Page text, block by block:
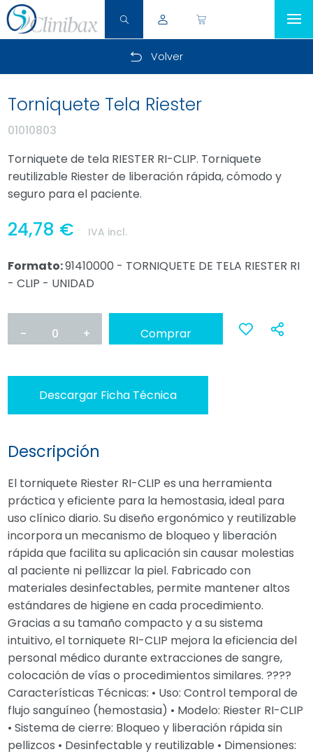
Volver
Torniquete Tela Riester
01010803
Torniquete de tela RIESTER RI-CLIP. Torniquete
reutilizable Riester de liberación rápida, cómodo y
seguro para el paciente.
24,78 € IVA incl.
Formato:91410000 - TORNIQUETE DE TELA RIESTER RI
- CLIP - UNIDAD
- 0 + Comprar
Descargar Ficha Técnica
Descripción
El torniquete Riester RI-CLIP es una herramienta
práctica y eficiente para la hemostasia, ideal para
uso clínico diario. Su diseño ergonómico y reutilizable
incorpora un mecanismo de bloqueo y liberación
rápida que facilita su aplicación sin causar molestias
al paciente ni pellizcar la piel. Fabricado con
materiales desinfectables, permite mantener altos
estándares de higiene en cada procedimiento.
Gracias a su tamaño compacto y a su sistema
intuitivo, el torniquete RI-CLIP mejora la eficiencia del
personal médico durante extracciones de sangre,
colocación de vías o procedimientos similares. ????
Características Técnicas: • Uso: Control temporal de
flujo sanguíneo (hemostasia) • Modelo: Riester RI-CLIP
• Sistema de cierre: Bloqueo y liberación rápida sin
pellizcos • Desinfectable y reutilizable • Dimensiones: